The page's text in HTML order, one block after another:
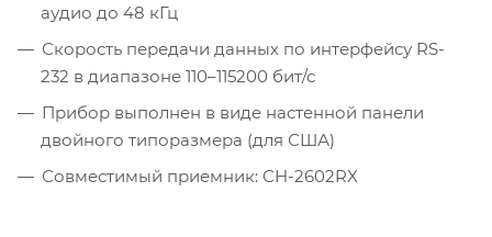
аудио до 48 кГц
Скорость передачи данных по интерфейсу RS-
232 в диапазоне 110–115200 бит/с
Прибор выполнен в виде настенной панели
двойного типоразмера (для США)
Совместимый приемник: CH-2602RX